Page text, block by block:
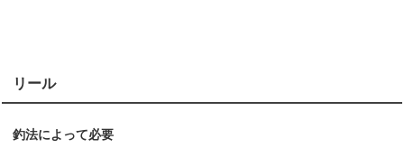
リール
釣法によって必要